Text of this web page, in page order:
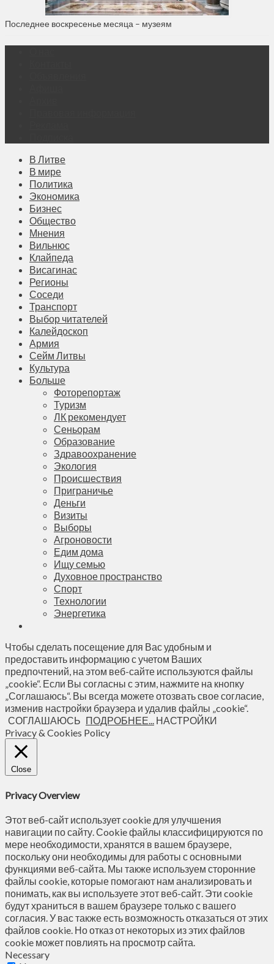
Последнее воскресенье месяца – музеям
В Литве
В мире
Политика
Экономика
Бизнес
Общество
Мнения
Вильнюс
Клайпеда
Висагинас
Регионы
Соседи
Транспорт
Выбор читателей
Калейдоскоп
Армия
Сейм Литвы
Культура
Больше
Фоторепортаж
Туризм
ЛК рекомендует
Сеньорам
Образование
Здравоохранение
Экология
Происшествия
Приграничье
Деньги
Визиты
Выборы
Агроновости
Едим дома
Ищу семью
Духовное пространство
Спорт
Технологии
Энергетика
Чтобы сделать посещение для Вас удобным и
предоставить информацию с учетом Ваших
предпочтений, на этом веб-сайте используются файлы
„cookie“. Если Вы согласны с этим, нажмите на кнопку
„Соглашаюсь“. Вы всегда можете отозвать свое согласие,
изменив настройки браузера и удалив файлы „cookie“.
СОГЛАШАЮСЬ ПОДРОБНЕЕ... НАСТРОЙКИ
Privacy & Cookies Policy
Close
Privacy Overview
Этот веб-сайт использует cookie для улучшения
навигации по сайту. Сookie файлы классифицируются по
мере необходимости, хранятся в вашем браузере,
поскольку они необходимы для работы с основными
функциями веб-сайта. Мы также используем сторонние
файлы cookie, которые помогают нам анализировать и
понимать, как вы используете этот веб-сайт. Эти cookie
будут храниться в вашем браузере только с вашего
согласия. У вас также есть возможность отказаться от этих
файлов cookie. Но отказ от некоторых из этих файлов
cookie может повлиять на просмотр сайта.
Necessary